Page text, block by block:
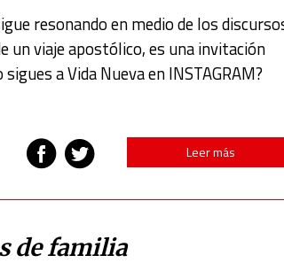
resonando en medio de los
un viaje apostólico, es una invitación
a Vida Nueva en INSTAGRAM?
Leer más
de familia